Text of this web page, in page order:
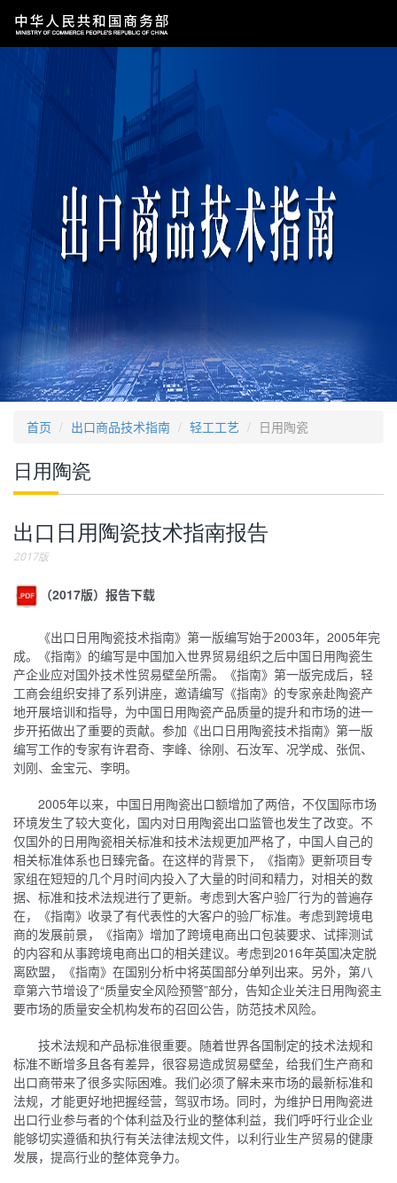
首页 出口商品技术指南 轻工工艺 日用陶瓷
日用陶瓷
出口日用陶瓷技术指南报告
2017版
（2017版）报告下载
《出口日用陶瓷技术指南》第一版编写始于2003年，2005年完
成。《指南》的编写是中国加入世界贸易组织之后中国日用陶瓷生
产企业应对国外技术性贸易壁垒所需。《指南》第一版完成后，轻
工商会组织安排了系列讲座，邀请编写《指南》的专家亲赴陶瓷产
地开展培训和指导，为中国日用陶瓷产品质量的提升和市场的进一
步开拓做出了重要的贡献。参加《出口日用陶瓷技术指南》第一版
编写工作的专家有许君奇、李峰、徐刚、石汝军、况学成、张侃、
刘刚、金宝元、李明。
2005年以来，中国日用陶瓷出口额增加了两倍，不仅国际市场
环境发生了较大变化，国内对日用陶瓷出口监管也发生了改变。不
仅国外的日用陶瓷相关标准和技术法规更加严格了，中国人自己的
相关标准体系也日臻完备。在这样的背景下，《指南》更新项目专
家组在短短的几个月时间内投入了大量的时间和精力，对相关的数
据、标准和技术法规进行了更新。考虑到大客户验厂行为的普遍存
在，《指南》收录了有代表性的大客户的验厂标准。考虑到跨境电
商的发展前景，《指南》增加了跨境电商出口包装要求、试摔测试
的内容和从事跨境电商出口的相关建议。考虑到2016年英国决定脱
离欧盟，《指南》在国别分析中将英国部分单列出来。另外，第八
章第六节增设了“质量安全风险预警”部分，告知企业关注日用陶瓷主
要市场的质量安全机构发布的召回公告，防范技术风险。
技术法规和产品标准很重要。随着世界各国制定的技术法规和
标准不断增多且各有差异，很容易造成贸易壁垒，给我们生产商和
出口商带来了很多实际困难。我们必须了解未来市场的最新标准和
法规，才能更好地把握经营，驾驭市场。同时，为维护日用陶瓷进
出口行业参与者的个体利益及行业的整体利益，我们呼吁行业企业
能够切实遵循和执行有关法律法规文件，以利行业生产贸易的健康
发展，提高行业的整体竞争力。